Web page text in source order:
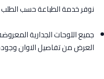
نوفر خدمة الطباعة حسب الطلب
جميع اللوحات الجدارية
العرض من تفاصيل الاوان